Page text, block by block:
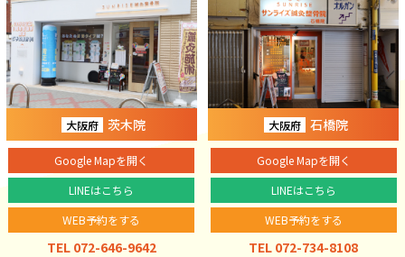
大阪府 茨木院
Google Mapを開く
LINEはこちら
WEB予約をする
TEL 072-646-9642
大阪府 石橋院
Google Mapを開く
LINEはこちら
WEB予約をする
TEL 072-734-8108